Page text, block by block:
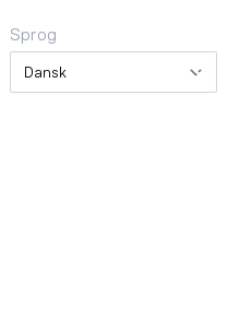
Sprog
Sprog